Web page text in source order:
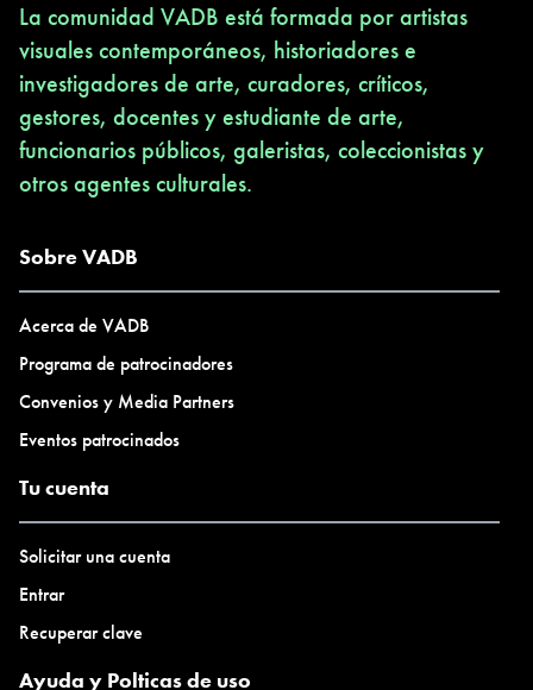
La comunidad VADB está formada por artistas
visuales contemporáneos, historiadores e
investigadores de arte, curadores, críticos,
gestores, docentes y estudiante de arte,
funcionarios públicos, galeristas, coleccionistas y
otros agentes culturales.
Sobre VADB
Acerca de VADB
Programa de patrocinadores
Convenios y Media Partners
Eventos patrocinados
Tu cuenta
Solicitar una cuenta
Entrar
Recuperar clave
Ayuda y Polticas de uso